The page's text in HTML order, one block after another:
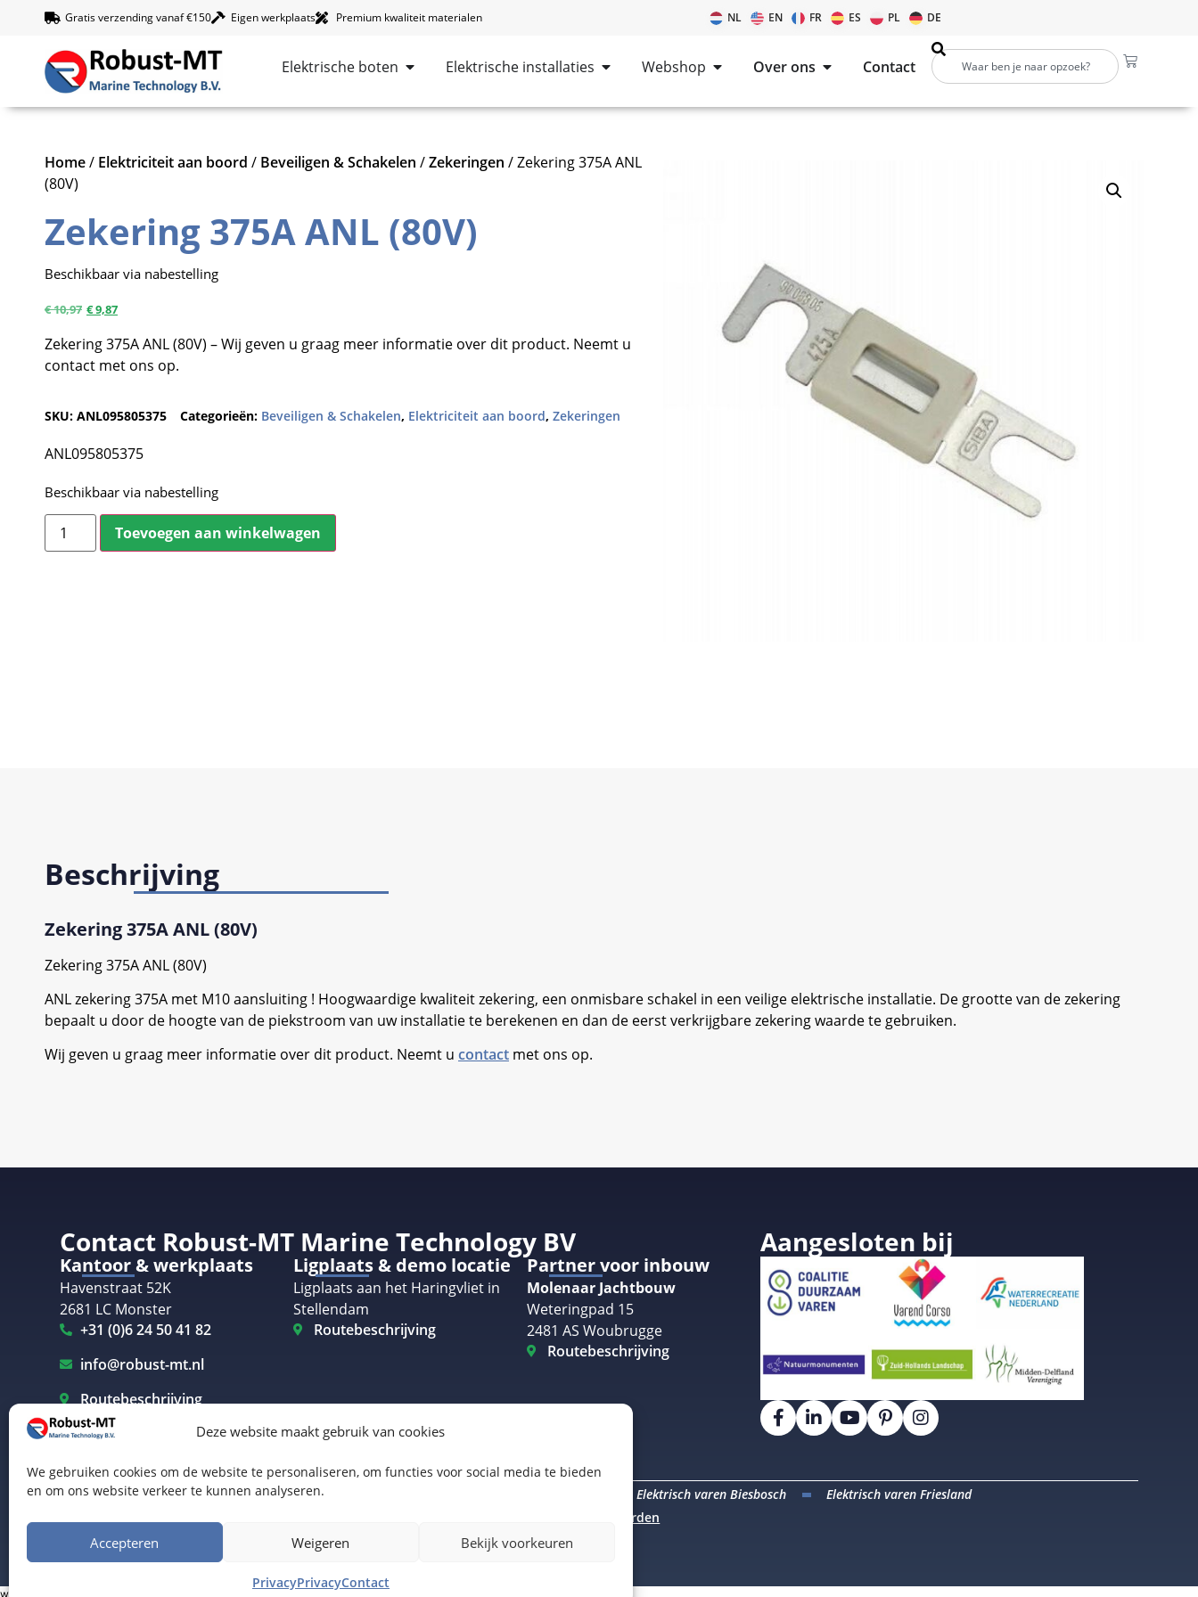
Deze website maakt gebruik van cookies
We gebruiken cookies om de website te personaliseren, om functies voor social media te bieden
en om ons website verkeer te kunnen analyseren.
Accepteren Weigeren Bekijk voorkeuren
PrivacyPrivacyContact
Gratis verzending vanaf €150 Eigen werkplaats Premium kwaliteit materialen NL EN FR ES PL DE
Elektrische boten Elektrische installaties Webshop Over ons Contact
Home/ Elektriciteit aan boord / Beveiligen & Schakelen /Zekeringen / Zekering 375A ANL
(80V)
Zekering 375A ANL (80V)
Beschikbaar via nabestelling
€10,97 €9,87
Zekering 375A ANL (80V) – Wij geven u graag meer informatie over dit product. Neemt u
contact met ons op.
SKU: ANL095805375 Categorieën: Beveiligen & Schakelen, Elektriciteit aan boord, Zekeringen
ANL095805375
Beschikbaar via nabestelling
Toevoegen aan winkelwagen
Beschrijving
Zekering 375A ANL (80V)
Zekering 375A ANL (80V)
ANL zekering 375A met M10 aansluiting ! Hoogwaardige kwaliteit zekering, een onmisbare schakel in een veilige elektrische installatie. De grootte van de zekering
bepaalt u door de hoogte van de piekstroom van uw installatie te berekenen en dan de eerst verkrijgbare zekering waarde te gebruiken.
Wij geven u graag meer informatie over dit product. Neemt u contact met ons op.
Contact Robust-MT Marine Technology BV
Kantoor & werkplaats
Havenstraat 52K
2681 LC Monster
+31 (0)6 24 50 41 82
info@robust-mt.nl
Routebeschrijving
Ligplaats & demo locatie
Ligplaats aan het Haringvliet in
Stellendam
Routebeschrijving
Partner voor inbouw
Molenaar Jachtbouw
Weteringpad 15
2481 AS Woubrugge
Routebeschrijving
Aangesloten bij
Elektrisch varen Westland Elektrisch varen Rotterdam Elektrisch varen Biesbosch
Elektrisch varen Friesland
Algemene voorwaarden
www.robust-mt.nl